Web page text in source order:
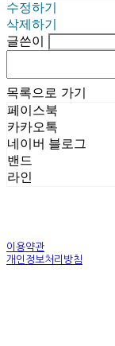
수정하기
삭제하기
글쓴이
목록으로 가기
페이스북
카카오톡
네이버 블로그
밴드
라인
이용약관
개인정보처리방침